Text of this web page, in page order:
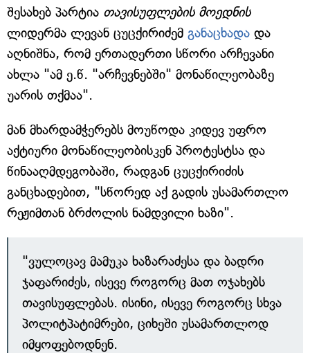
შესახებ პარტია თავისუფლების მოედნის
ლიდერმა ლევან ცუცქირიძემ განაცხადა და
აღნიშნა, რომ ერთადერთი სწორი არჩევანი
ახლა "ამ ე.წ. "არჩევნებში" მონაწილეობაზე
უარის თქმაა".
მან მხარდამჭერებს მოუწოდა კიდევ უფრო
აქტიური მონაწილეობისკენ პროტესტსა და
წინააღმდეგობაში, რადგან ცუცქირიძის
განცხადებით, "სწორედ აქ გადის უსამართლო
რეჟიმთან ბრძოლის ნამდვილი ხაზი".
"ვულოცავ მამუკა ხაზარაძესა და ბადრი
ჯაფარიძეს, ისევე როგორც მათ ოჯახებს
თავისუფლებას. ისინი, ისევე როგორც სხვა
პოლიტპატიმრები, ციხეში უსამართლოდ
იმყოფებოდნენ.